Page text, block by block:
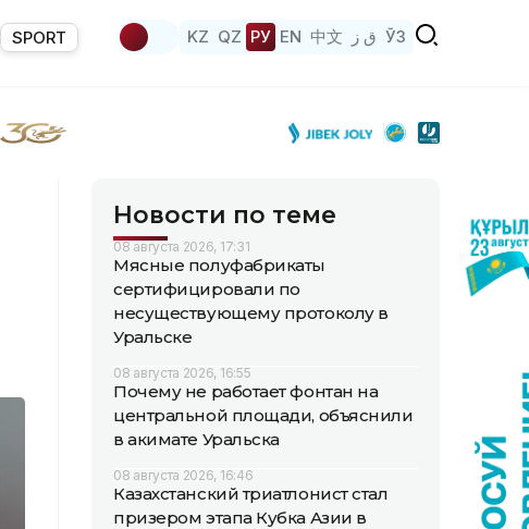
SPORT KZ QZ РУ EN 中文 ق ز ЎЗ
Новости по теме
08 августа 2026, 17:31
Мясные полуфабрикаты
сертифицировали по
несуществующему протоколу в
Уральске
08 августа 2026, 16:55
Почему не работает фонтан на
центральной площади, объяснили
в акимате Уральска
08 августа 2026, 16:46
Казахстанский триатлонист стал
призером этапа Кубка Азии в